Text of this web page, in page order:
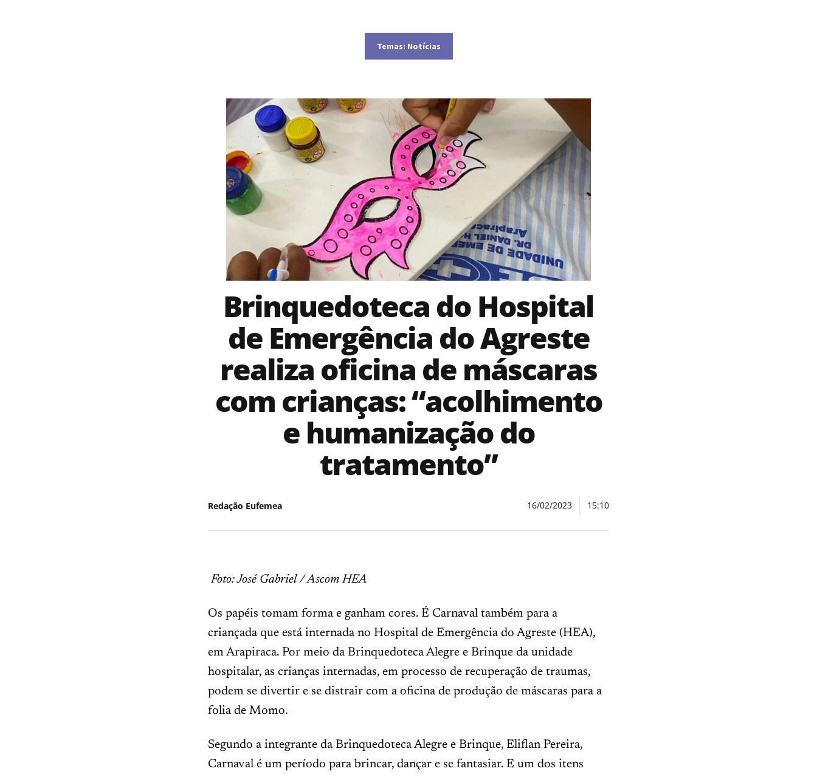
Temas: Notícias
Brinquedoteca do Hospital
de Emergência do Agreste
realiza oficina de máscaras
com crianças: “acolhimento
e humanização do
tratamento”
Redação Eufemea 16/02/2023 15:10
Foto: José Gabriel / Ascom HEA
Os papéis tomam forma e ganham cores. É Carnaval também para a
criançada que está internada no Hospital de Emergência do Agreste (HEA),
em Arapiraca. Por meio da Brinquedoteca Alegre e Brinque da unidade
hospitalar, as crianças internadas, em processo de recuperação de traumas,
podem se divertir e se distrair com a oficina de produção de máscaras para a
folia de Momo.
Segundo a integrante da Brinquedoteca Alegre e Brinque, Eliflan Pereira,
Carnaval é um período para brincar, dançar e se fantasiar. E um dos itens